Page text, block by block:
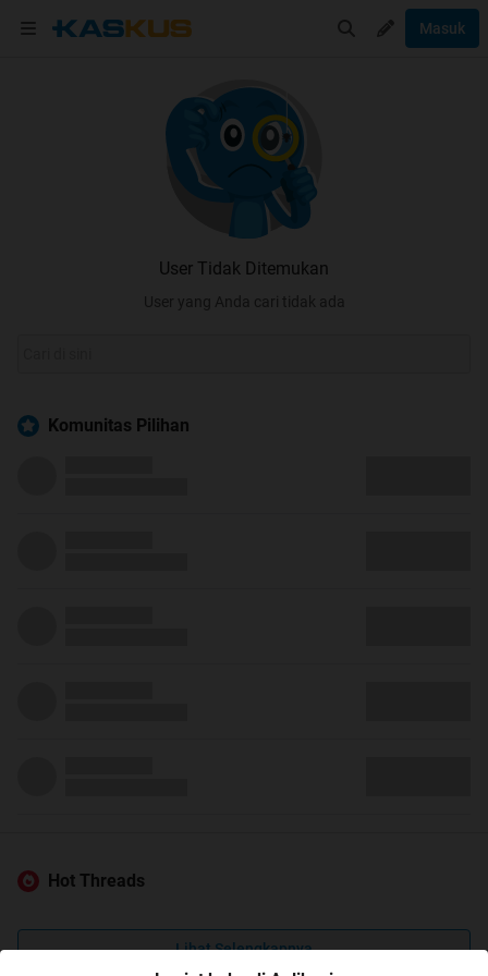
Masuk
User Tidak Ditemukan
User yang Anda cari tidak ada
Komunitas Pilihan
Hot Threads
Lihat Selengkapnya